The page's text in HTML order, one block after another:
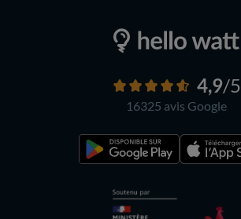
4,9/5
16325 avis Google